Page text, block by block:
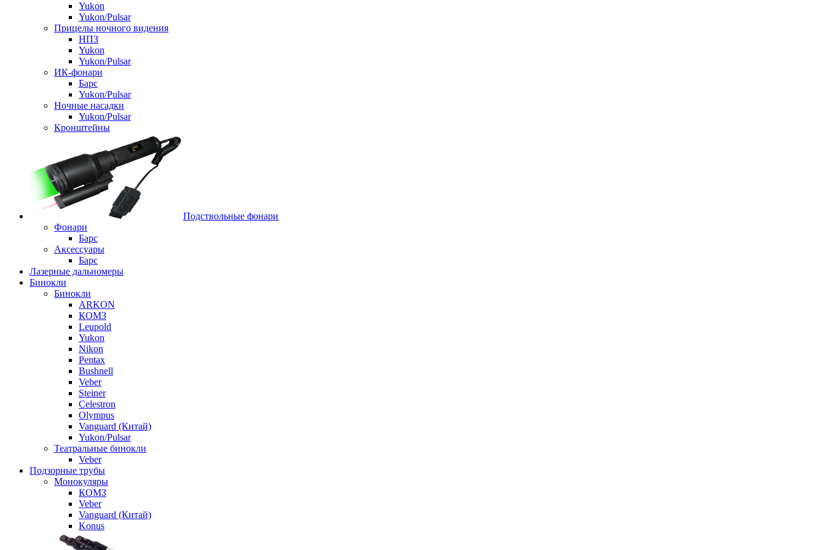
Yukon
Yukon/Pulsar
Прицелы ночного видения
НПЗ
Yukon
Yukon/Pulsar
ИК-фонари
Барс
Yukon/Pulsar
Ночные насадки
Yukon/Pulsar
Кронштейны
Подствольные фонари
Фонари
Барс
Аксессуары
Барс
Лазерные дальномеры
Бинокли
Бинокли
ARKON
КОМЗ
Leupold
Yukon
Nikon
Pentax
Bushnell
Veber
Steiner
Celestron
Olympus
Vanguard (Китай)
Yukon/Pulsar
Театральные бинокли
Veber
Подзорные трубы
Монокуляры
КОМЗ
Veber
Vanguard (Китай)
Konus